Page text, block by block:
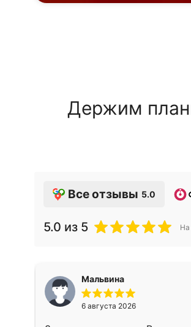
Держим
Все отзывы 5.0
5.0 из 5 На
Мальвина
6 августа 2026